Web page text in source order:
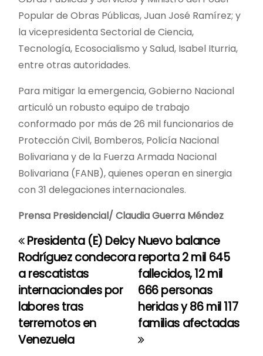
Popular de Obras Públicas, Juan José Ramírez; y
la vicepresidenta Sectorial de Ciencia,
Tecnología, Ecosocialismo y Salud, Isabel Iturria,
entre otras autoridades.
Para mitigar la emergencia, Gobierno Nacional
articuló un robusto equipo de trabajo
conformado por más de 26 mil funcionarios de
Protección Civil, Bomberos, Policía Nacional
Bolivariana y de la Fuerza Armada Nacional
Bolivariana (FANB), quienes operan en sinergia
con 31 delegaciones internacionales.
Prensa Presidencial/ Claudia Guerra Méndez
N
a
v
e
g
Nuevo balance
reporta 2 mil 645
fallecidos, 12 mil
666 personas
heridas y 86 mil 117
familias afectadas
Presidenta (E) Delcy
Rodríguez condecora
a rescatistas
internacionales por
labores tras
terremotos en
Venezuela